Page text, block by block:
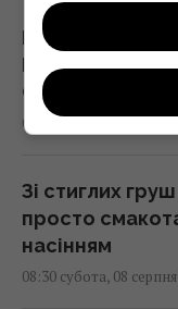
Росія знайшла
ППО, не
CNN
08:30 субота, 08
Зі стиглих
просто
насінням
08:30 субота, 08